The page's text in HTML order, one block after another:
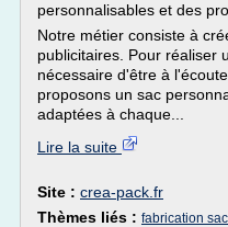
personnalisables et des
Notre métier consiste à
publicitaires. Pour réaliser
nécessaire d'être à
proposons un sac
adaptées à chaque...
Lire la suite
Site : crea-pack.fr
Thèmes liés : fabrication